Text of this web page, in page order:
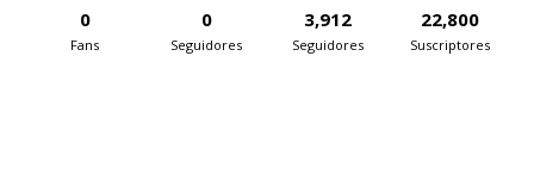
0
Fans
0
Seguidores
3,912
Seguidores
22,800
Suscriptores